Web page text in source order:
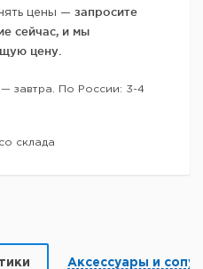
цены — запросите
сейчас, и мы
цену.
завтра. По России: 3-4
склада
Аксессуары и